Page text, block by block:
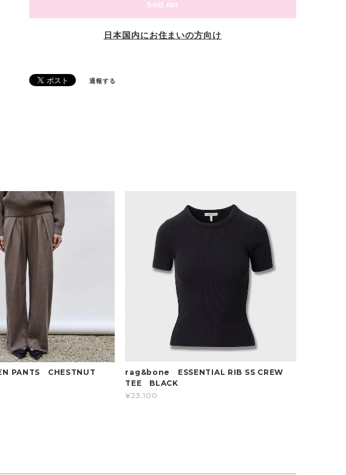
Sold out
日本国内にお住まいの方向け
通報する
PANTS CHESTNUT
rag&bone ESSENTIAL RIB SS CREW
TEE BLACK
¥23,100